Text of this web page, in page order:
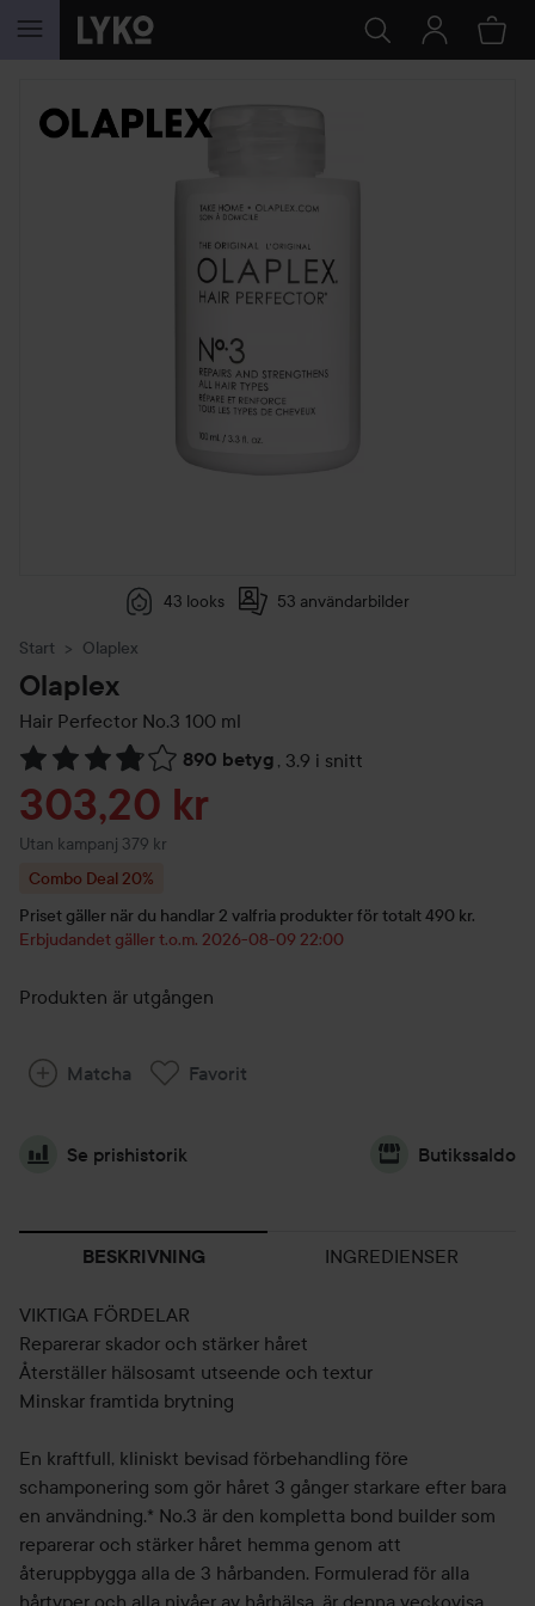
HOPPA TILL INNEHÅLLET
43 looks 53 användarbilder
Start Olaplex
Olaplex
Hair Perfector No.3 100 ml
890 betyg , 3.9 i snitt
Hoppa till Betyg & kommentarer
Reapris
303,20 kr
Utan kampanj 379 kr
Combo Deal 20%
Priset gäller när du handlar 2 valfria produkter för totalt 490 kr.
Erbjudandet gäller t.o.m. 2026-08-09 22:00
Produkten är utgången
Matcha Favorit
Se prishistorik Butikssaldo
BESKRIVNING INGREDIENSER
VIKTIGA FÖRDELAR
Reparerar skador och stärker håret
Återställer hälsosamt utseende och textur
Minskar framtida brytning
En kraftfull, kliniskt bevisad förbehandling före
schamponering som gör håret 3 gånger starkare efter bara
en användning.* No.3 är den kompletta bond builder som
reparerar och stärker håret hemma genom att
återuppbygga alla de 3 hårbanden. Formulerad för alla
hårtyper och alla nivåer av hårhälsa, är denna veckovisa